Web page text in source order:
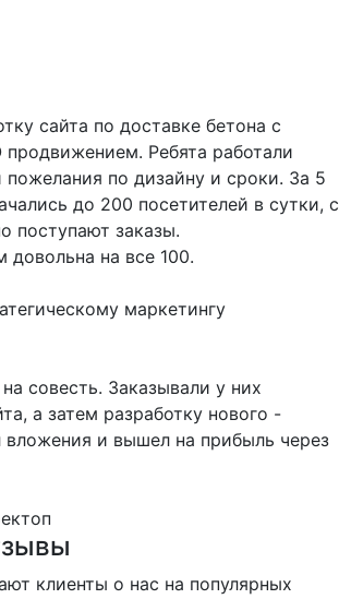
сайта по доставке бетона с
Ребята работали
пожелания по дизайну и сроки. За 5
до 200 посетителей в сутки, с
поступают заказы.
довольна на все 100.
маркетингу
совесть. Заказывали у них
а затем разработку нового -
вложения и вышел на прибыль через
клиенты о нас на популярных